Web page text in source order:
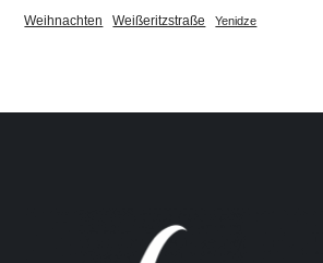
Weihnachten Weißeritzstraße Yenidze